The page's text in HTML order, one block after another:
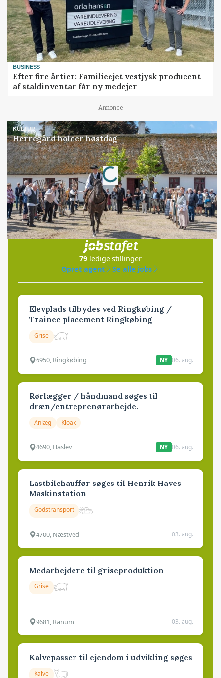
BUSINESS
Efter fire årtier: Familieejet vestjysk producent
af staldinventar får ny medejer
Annonce
KULTUR
Herregård holder høstdag
Annonce
Loading...
Jobs
i samarbejde med
79 ledige stillinger
Opret agent
Se alle jobs
Elevplads tilbydes ved Ringkøbing /
Trainee placement Ringkøbing
Grise
6950, Ringkøbing NY 06. aug.
Rørlægger / håndmand søges til
dræn/entreprenørarbejde.
Anlæg Kloak
4690, Haslev NY 06. aug.
Lastbilchauffør søges til Henrik Haves
Maskinstation
Godstransport
4700, Næstved 03. aug.
Medarbejdere til griseproduktion
Grise
9681, Ranum 03. aug.
Kalvepasser til ejendom i udvikling søges
Kalve